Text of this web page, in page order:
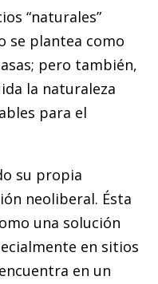
“naturales”
se plantea como
pero también,
la naturaleza
para el
su propia
neoliberal. Ésta
una solución
en sitios
en un